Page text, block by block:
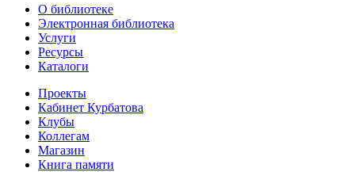
О библиотеке
Электронная библиотека
Услуги
Ресурсы
Каталоги
Проекты
Кабинет Курбатова
Клубы
Коллегам
Магазин
Книга памяти